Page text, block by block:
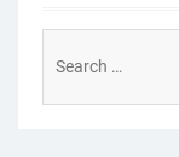
for: